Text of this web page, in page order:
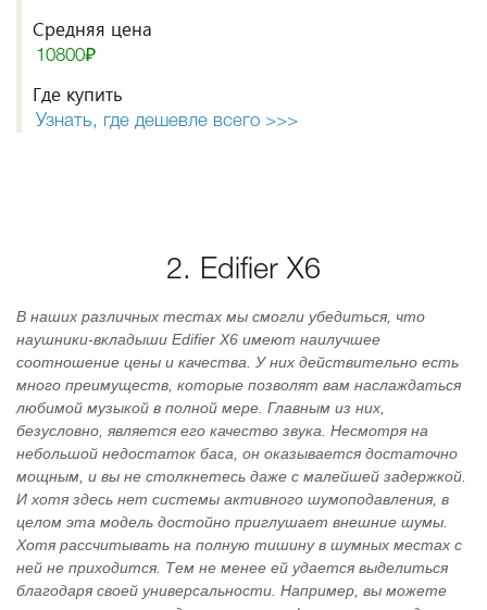
Средняя цена
10800₽
Где купить
Узнать, где дешевле всего >>>
2. Edifier X6
В наших различных тестах мы смогли убедиться, что
наушники-вкладыши Edifier X6 имеют наилучшее
соотношение цены и качества. У них действительно есть
много преимуществ, которые позволят вам наслаждаться
любимой музыкой в полной мере. Главным из них,
безусловно, является его качество звука. Несмотря на
небольшой недостаток баса, он оказывается достаточно
мощным, и вы не столкнетесь даже с малейшей задержкой.
И хотя здесь нет системы активного шумоподавления, в
целом эта модель достойно приглушает внешние шумы.
Хотя рассчитывать на полную тишину в шумных местах с
ней не приходится. Тем не менее ей удается выделиться
благодаря своей универсальности. Например, вы можете